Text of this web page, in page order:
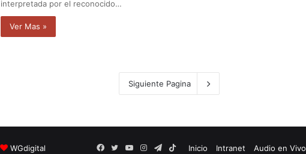
interpretada por el reconocido…
Ver Mas »
Siguiente Pagina
WGdigital Inicio Intranet Audio en Vivo
Facebook
TwitterYouTubeInstagramTelegram
TikTok